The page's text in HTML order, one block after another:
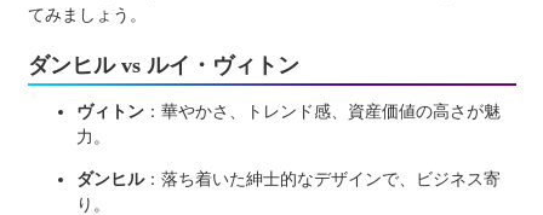
てみましょう。
ダンヒル vs ルイ・ヴィトン
ヴィトン：華やかさ、トレンド感、資産価値の高さが魅
力。
ダンヒル：落ち着いた紳士的なデザインで、ビジネス寄
り。